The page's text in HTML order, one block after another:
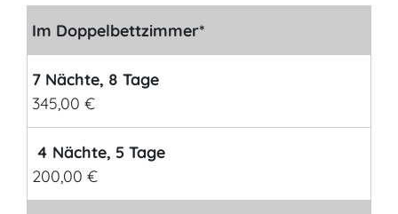
Im Doppelbettzimmer*
7 Nächte, 8 Tage
345,00 €
4 Nächte, 5 Tage
200,00 €